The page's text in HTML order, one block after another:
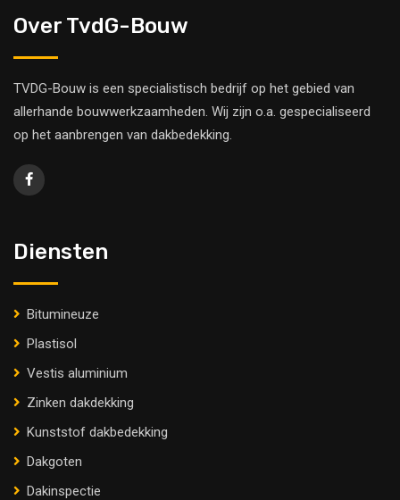
Over TvdG-Bouw
TVDG-Bouw is een specialistisch bedrijf op het gebied van
allerhande bouwwerkzaamheden. Wij zijn o.a. gespecialiseerd
op het aanbrengen van dakbedekking.
Diensten
Bitumineuze
Plastisol
Vestis aluminium
Zinken dakdekking
Kunststof dakbedekking
Dakgoten
Dakinspectie